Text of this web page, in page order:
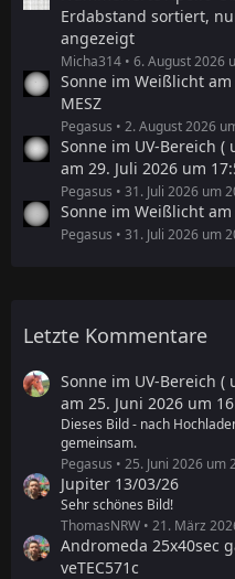
Erdabstand sortiert,
angezeigt
Micha314 6. August 2026
Sonne im Weißlicht
MESZ
Pegasus 2. August 2026
Sonne im UV-Bereich (
am 29. Juli 2026 um
Pegasus 31. Juli 2026 um
Sonne im Weißlicht am
Pegasus 31. Juli 2026 um
Letzte Kommentare
Sonne im UV-Bereich (
am 25. Juni 2026 um
Dieses Bild - nach
gemeinsam.
Pegasus
25. Juni 2026 um
Jupiter 13/03/26
Sehr schönes Bild!
ThomasNRW
21. März
Andromeda 25x40sec
veTEC571c